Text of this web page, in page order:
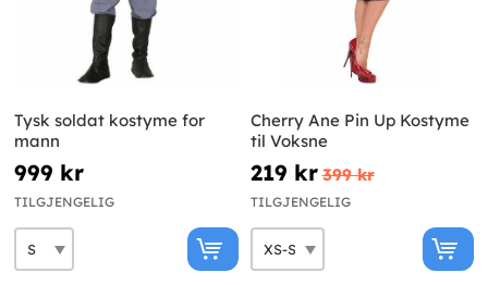
Tysk soldat kostyme for
mann
999 kr
TILGJENGELIG
Cherry Ane Pin Up Kostyme
til Voksne
219 kr 399 kr
TILGJENGELIG